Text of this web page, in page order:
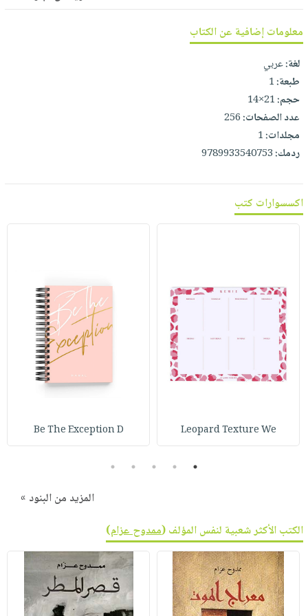
معلومات إضافية عن الكتاب
لغة:عربي
طبعة:1
حجم:21×14
عدد الصفحات:256
مجلدات:1
ردمك:9789933540753
اكسسوارات كتب
Leopard Texture We
Be The Exception D
1
2
3
4
5
المزيد من البنود »
الكتب الأكثر شعبية لنفس المؤلف (ممدوح عزام)